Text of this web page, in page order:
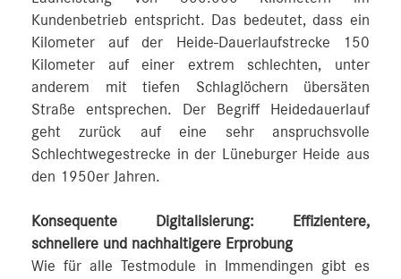
Kundenbetrieb entspricht. Das bedeutet, dass ein
Kilometer auf der Heide-Dauerlaufstrecke 150
Kilometer auf einer extrem schlechten, unter
anderem mit tiefen Schlaglöchern übersäten
Straße entsprechen. Der Begriff Heidedauerlauf
geht zurück auf eine sehr anspruchsvolle
Schlechtwegestrecke in der Lüneburger Heide aus
den 1950er Jahren.
Konsequente Digitalisierung: Effizientere,
schnellere und nachhaltigere Erprobung
Wie für alle Testmodule in Immendingen gibt es